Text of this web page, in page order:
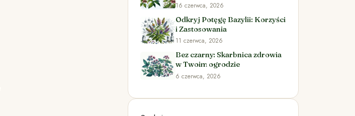
16 czerwca, 2026
Odkryj Potęgę Bazylii: Korzyści
i Zastosowania
11 czerwca, 2026
Bez czarny: Skarbnica zdrowia
w Twoim ogrodzie
6 czerwca, 2026